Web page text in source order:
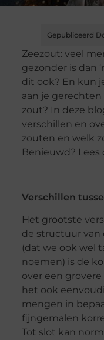
Gepubliceerd
Zeezout: veel
gezonder is dan
dit ook? En kun
aan je
zout? In deze
verschillen en
zouten en welk
Benieuwd? Lees
Verschillen
Het grootste
de structuur van
(dat we ook wel
noemen) is de
over een
het ook
mengen in
fijngemalen
Tot slot kan